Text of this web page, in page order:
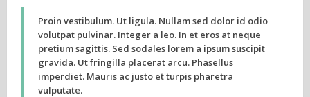
Proin vestibulum. Ut ligula. Nullam sed dolor id odio
volutpat pulvinar. Integer a leo. In et eros at neque
pretium sagittis. Sed sodales lorem a ipsum suscipit
gravida. Ut fringilla placerat arcu. Phasellus
imperdiet. Mauris ac justo et turpis pharetra
vulputate.